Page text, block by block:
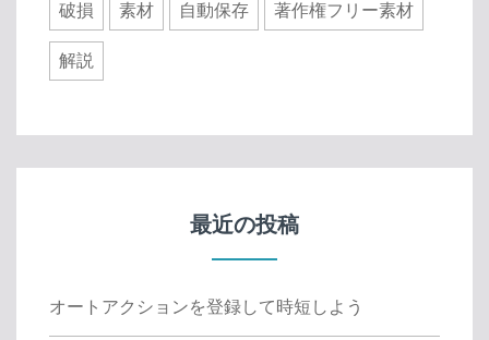
破損 素材 自動保存 著作権フリー素材
解説
最近の投稿
オートアクションを登録して時短しよう